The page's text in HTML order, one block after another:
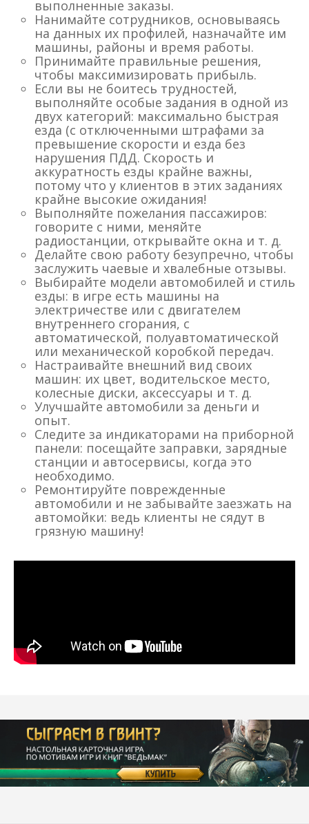
выполненные заказы.
Нанимайте сотрудников, основываясь
на данных их профилей, назначайте им
машины, районы и время работы.
Принимайте правильные решения,
чтобы максимизировать прибыль.
Если вы не боитесь трудностей,
выполняйте особые задания в одной из
двух категорий: максимально быстрая
езда (с отключенными штрафами за
превышение скорости и езда без
нарушения ПДД. Скорость и
аккуратность езды крайне важны,
потому что у клиентов в этих заданиях
крайне высокие ожидания!
Выполняйте пожелания пассажиров:
говорите с ними, меняйте
радиостанции, открывайте окна и т. д.
Делайте свою работу безупречно, чтобы
заслужить чаевые и хвалебные отзывы.
Выбирайте модели автомобилей и стиль
езды: в игре есть машины на
электричестве или с двигателем
внутреннего сгорания, с
автоматической, полуавтоматической
или механической коробкой передач.
Настраивайте внешний вид своих
машин: их цвет, водительское место,
колесные диски, аксессуары и т. д.
Улучшайте автомобили за деньги и
опыт.
Следите за индикаторами на приборной
панели: посещайте заправки, зарядные
станции и автосервисы, когда это
необходимо.
Ремонтируйте поврежденные
автомобили и не забывайте заезжать на
автомойки: ведь клиенты не сядут в
грязную машину!